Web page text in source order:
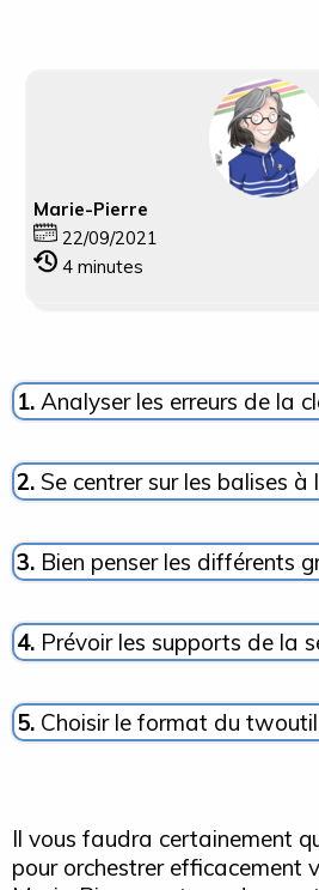
Marie-Pierre
22/09/2021
4 minutes
1. Analyser les erreurs de la
2. Se centrer sur les balises à
3. Bien penser les différents
4. Prévoir les supports de la
5. Choisir le format du
Il vous faudra certainement
pour orchestrer efficacement